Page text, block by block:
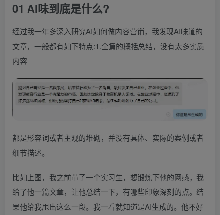
01 AI味到底是什么?
经过我一年多深入研究AI如何做内容营销，我发现AI味道的
文章，一般都有如下特点:1.全篇的概括总结，没有太多实质
内容
都是形容词或者主观的堆砌，并没有具体、实际的案例或者
细节描述。
比如上图，我之前带了一个实习生，想锻炼下他的网感，我
给了他一篇文章，让他总结一下，有哪些印象深刻的点。结
果他给我甩出这么一段。我一看就知道是AI生成的。他不好